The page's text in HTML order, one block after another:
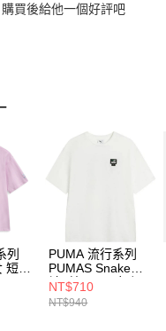
買後給他一個好評吧
列
短袖
PUMA 流行系列
PUMAS Snake短
袖T恤(N) 男女 短
袖上衣 63125402
NT$710
NT$940